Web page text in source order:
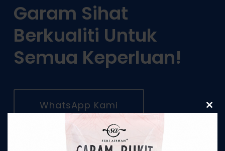
Garam Sihat
Berkualiti Untuk
Semua Keperluan!
WhatsApp Kami
Hubungi
Close